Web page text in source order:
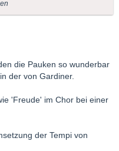
die Pauken so wunderbar
der von Gardiner.
'Freude' im Chor bei einer
der Tempi von